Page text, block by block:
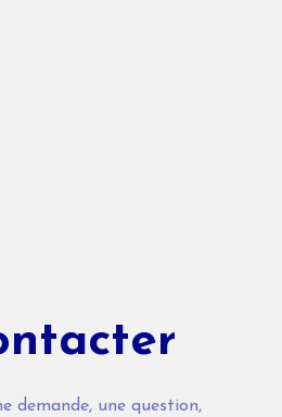
demande, une question,